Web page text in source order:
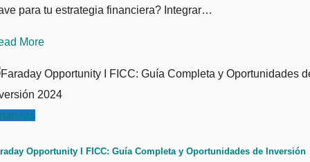
para tu estrategia financiera? Integrar…
More
Opportunity I FICC: Guía Completa y Oportunidades de Inversión